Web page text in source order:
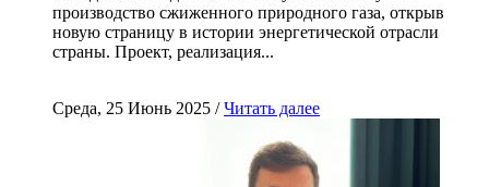
производство сжиженного природного газа, открыв
новую страницу в истории энергетической отрасли
страны. Проект, реализация...
Среда, 25 Июнь 2025 /Читать далее